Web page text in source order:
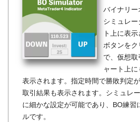
バイナリ
シミュレー
ト上に表
ボタンをク
で、仮想取
ャート上
表示されます。指定時間で勝敗判定
取引結果も表示されます。シミュレ
に細かな設定が可能であり、BO練習
ルです。